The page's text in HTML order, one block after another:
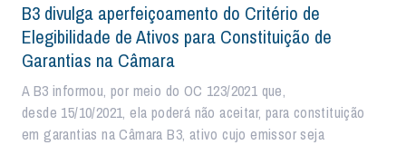
B3 divulga aperfeiçoamento do Critério de
Elegibilidade de Ativos para Constituição de
Garantias na Câmara
A B3 informou, por meio do OC 123/2021 que,
desde 15/10/2021, ela poderá não aceitar, para constituição
em garantias na Câmara B3, ativo cujo emissor seja